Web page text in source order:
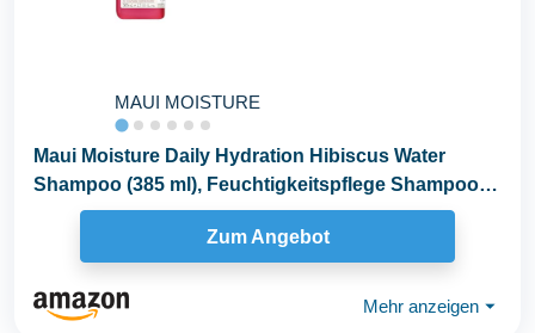
MAUI MOISTURE
Maui Moisture Daily Hydration Hibiscus Water
Shampoo (385 ml), Feuchtigkeitspflege Shampoo
Zum Angebot
Mehr anzeigen ⏷